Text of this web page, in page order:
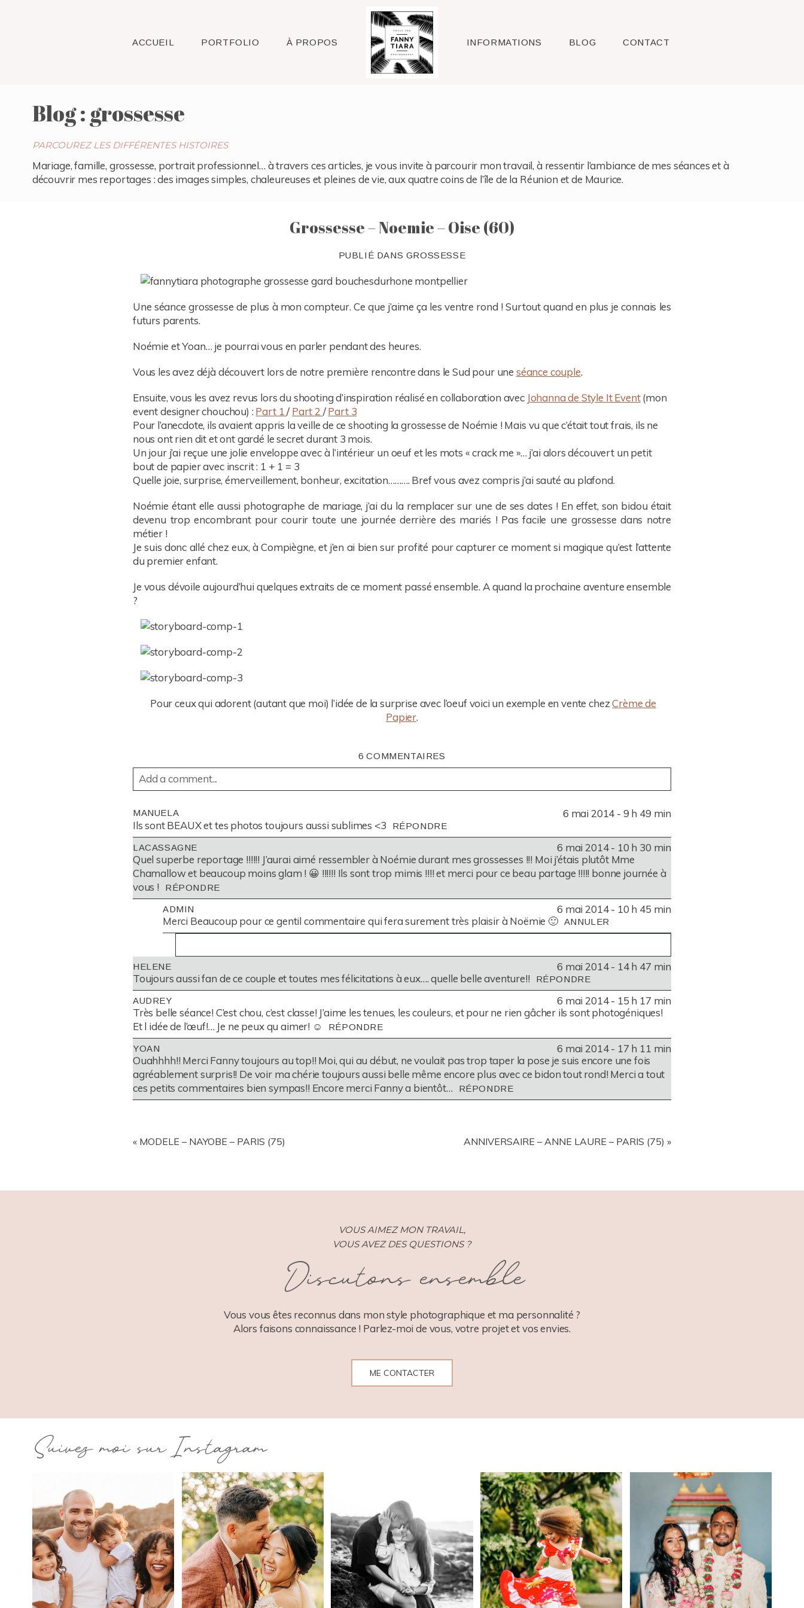
ACCUEIL PORTFOLIO À PROPOS Raleigh INFORMATIONS BLOG CONTACT
Blog : grossesse
PARCOUREZ LES DIFFÉRENTES HISTOIRES
Mariage, famille, grossesse, portrait professionnel… à travers ces articles, je vous invite à parcourir mon travail, à ressentir l’ambiance de mes séances et à
découvrir mes reportages : des images simples, chaleureuses et pleines de vie, aux quatre coins de l’île de la Réunion et de Maurice.
Grossesse – Noemie – Oise (60)
PUBLIÉ DANS GROSSESSE
Une séance grossesse de plus à mon compteur. Ce que j’aime ça les ventre rond ! Surtout quand en plus je connais les
futurs parents.
Noémie et Yoan… je pourrai vous en parler pendant des heures.
Vous les avez déjà découvert lors de notre première rencontre dans le Sud pour une séance couple.
Ensuite, vous les avez revus lors du shooting d’inspiration réalisé en collaboration avec Johanna de Style It Event(mon
event designer chouchou) : Part 1/ Part 2 /Part 3
Pour l’anecdote, ils avaient appris la veille de ce shooting la grossesse de Noémie ! Mais vu que c’était tout frais, ils ne
nous ont rien dit et ont gardé le secret durant 3 mois.
Un jour j’ai reçue une jolie enveloppe avec à l’intérieur un oeuf et les mots « crack me »… j’ai alors découvert un petit
bout de papier avec inscrit : 1 + 1 = 3
Quelle joie, surprise, émerveillement, bonheur, excitation………. Bref vous avez compris j’ai sauté au plafond.
Noémie étant elle aussi photographe de mariage, j’ai du la remplacer sur une de ses dates ! En effet, son bidou était
devenu trop encombrant pour courir toute une journée derrière des mariés ! Pas facile une grossesse dans notre
métier !
Je suis donc allé chez eux, à Compiègne, et j’en ai bien sur profité pour capturer ce moment si magique qu’est l’attente
du premier enfant.
Je vous dévoile aujourd’hui quelques extraits de ce moment passé ensemble. A quand la prochaine aventure ensemble
?
Pour ceux qui adorent (autant que moi) l’idée de la surprise avec l’oeuf voici un exemple en vente chezCrème de
Papier.
6 COMMENTAIRES
Add a comment...
POST COMMENT
MANUELA
6 mai 2014 - 9 h 49 min
Ils sont BEAUX et tes photos toujours aussi sublimes <3
RÉPONDRE
LACASSAGNE
6 mai 2014 - 10 h 30 min
Quel superbe reportage !!!!!! J’aurai aimé ressembler à Noémie durant mes grossesses !!! Moi j’étais plutôt Mme
Chamallow et beaucoup moins glam ! 😀 !!!!!! Ils sont trop mimis !!!! et merci pour ce beau partage !!!!! bonne journée à
vous !
RÉPONDRE
ADMIN
6 mai 2014 - 10 h 45 min
Merci Beaucoup pour ce gentil commentaire qui fera surement très plaisir à Noëmie 🙂 ANNULER
PUBLISHED OR SHARED. REQUIRED FIELDS ARE MARKED *
POST COMMENT
HELENE
6 mai 2014 - 14 h 47 min
Toujours aussi fan de ce couple et toutes mes félicitations à eux…. quelle belle aventure!!
RÉPONDRE
AUDREY
6 mai 2014 - 15 h 17 min
Très belle séance! C’est chou, c’est classe! J’aime les tenues, les couleurs, et pour ne rien gâcher ils sont photogéniques!
Et l idée de l’œuf!… Je ne peux qu aimer! ☺️
RÉPONDRE
YOAN
6 mai 2014 - 17 h 11 min
Ouahhhh!! Merci Fanny toujours au top!! Moi, qui au début, ne voulait pas trop taper la pose je suis encore une fois
agréablement surpris!! De voir ma chérie toujours aussi belle même encore plus avec ce bidon tout rond! Merci a tout
ces petits commentaires bien sympas!! Encore merci Fanny a bientôt…
RÉPONDRE
« MODELE – NAYOBE – PARIS (75) ANNIVERSAIRE – ANNE LAURE – PARIS (75) »
VOUS AIMEZ MON TRAVAIL,
VOUS AVEZ DES QUESTIONS ?
Discutons ensemble
Vous vous êtes reconnus dans mon style photographique et ma personnalité ?
Alors faisons connaissance ! Parlez-moi de vous, votre projet et vos envies.
ME CONTACTER
Suivez moi sur Instagram